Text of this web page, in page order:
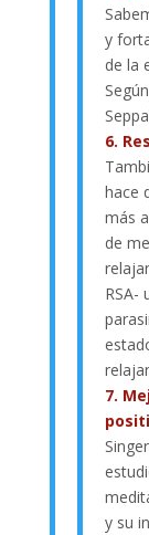
y
de la
Según
6.
hace
más
de
RSA-
7.
y su